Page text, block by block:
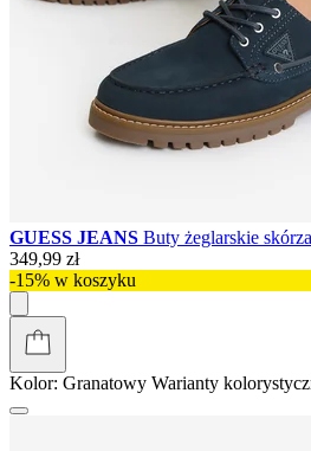
GUESS JEANS Buty żeglarskie
349,99 zł
-15% w koszyku
Kolor: Granatowy Warianty